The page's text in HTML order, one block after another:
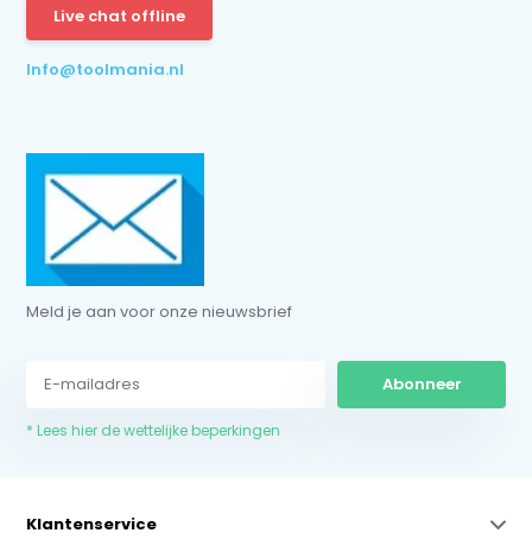
Live chat offline
Info@toolmania.nl
Meld je aan voor onze nieuwsbrief
Abonneer
* Lees hier de wettelijke beperkingen
Klantenservice